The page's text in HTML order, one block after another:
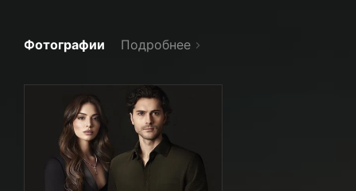
Фотографии Подробнее